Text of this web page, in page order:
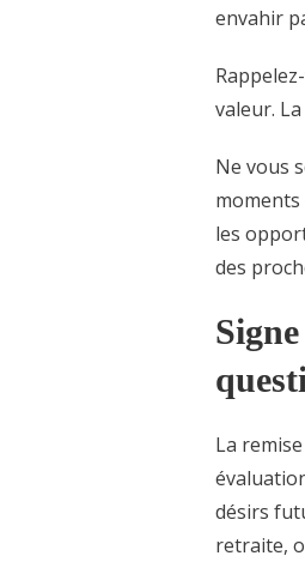
envahir
valeur.
Ne vous
les
des
La
désirs
retraite,